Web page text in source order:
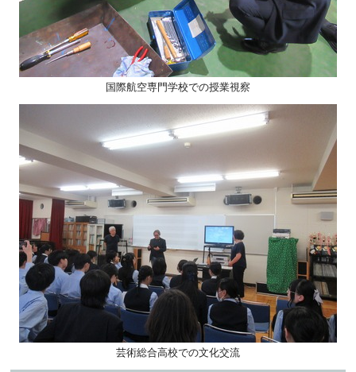
国際航空専門学校での授業視察
芸術総合高校での文化交流